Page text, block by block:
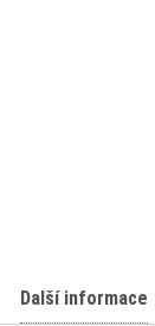
Další informace